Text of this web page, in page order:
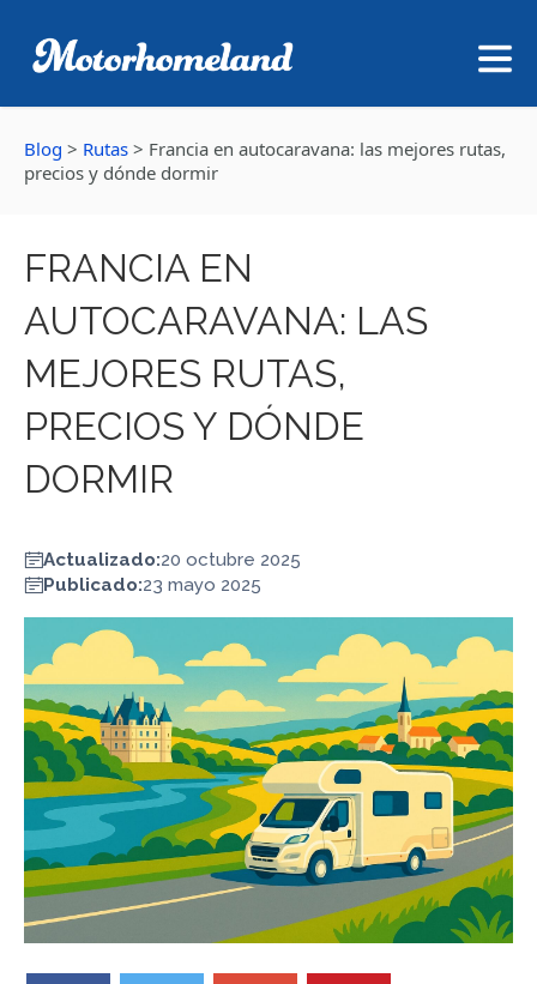
Blog > Rutas > Francia en autocaravana: las mejores rutas,
precios y dónde dormir
FRANCIA EN
AUTOCARAVANA: LAS
MEJORES RUTAS,
PRECIOS Y DÓNDE
DORMIR
Actualizado:20 octubre 2025
Publicado:23 mayo 2025